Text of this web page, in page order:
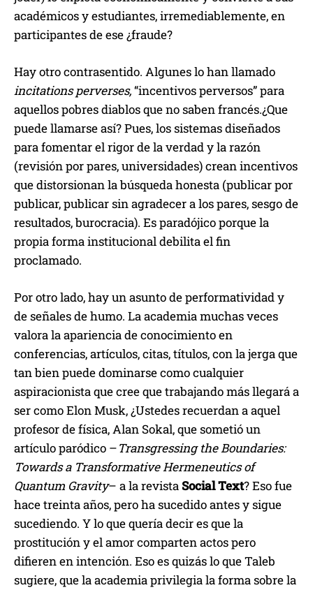
académicos y estudiantes, irremediablemente, en
participantes de ese ¿fraude?
Hay otro contrasentido. Algunes lo han llamado
incitations perverses,“incentivos perversos” para
aquellos pobres diablos que no saben francés.¿Que
puede llamarse así? Pues, los sistemas diseñados
para fomentar el rigor de la verdad y la razón
(revisión por pares, universidades) crean incentivos
que distorsionan la búsqueda honesta (publicar por
publicar, publicar sin agradecer a los pares, sesgo de
resultados, burocracia). Es paradójico porque la
propia forma institucional debilita el fin
proclamado.
Por otro lado, hay un asunto de performatividad y
de señales de humo. La academia muchas veces
valora la apariencia de conocimiento en
conferencias, artículos, citas, títulos, con la jerga que
tan bien puede dominarse como cualquier
aspiracionista que cree que trabajando más llegará a
ser como Elon Musk, ¿Ustedes recuerdan a aquel
profesor de física, Alan Sokal, que sometió un
artículo paródico –Transgressing the Boundaries:
Towards a Transformative Hermeneutics of
Quantum Gravity– a la revistaSocial Text? Eso fue
hace treinta años, pero ha sucedido antes y sigue
sucediendo. Y lo que quería decir es que la
prostitución y el amor comparten actos pero
difieren en intención. Eso es quizás lo que Taleb
sugiere, que la academia privilegia la forma sobre la